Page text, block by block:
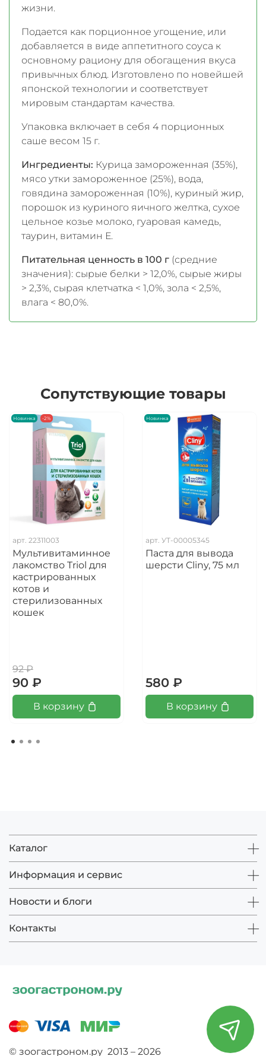
жизни.
Подается как порционное угощение, или
добавляется в виде аппетитного соуса к
основному рациону для обогащения вкуса
привычных блюд. Изготовлено по новейшей
японской технологии и соответствует
мировым стандартам качества.
Упаковка включает в себя 4 порционных
саше весом 15 г.
Ингредиенты: Курица замороженная (35%),
мясо утки замороженное (25%), вода,
говядина замороженная (10%), куриный жир,
порошок из куриного яичного желтка, сухое
цельное козье молоко, гуаровая камедь,
таурин, витамин Е.
Питательная ценность в 100 г (средние
значения): сырые белки > 12,0%, сырые жиры
> 2,3%, сырая клетчатка < 1,0%, зола < 2,5%,
влага < 80,0%.
Сопутствующие товары
Новинка -2%
арт. 22311003
Мультивитаминное
лакомство Triol для
кастрированных
котов и
стерилизованных
кошек
92 ₽
90 ₽
В корзину
Новинка
арт. УТ-00005345
Паста для вывода
шерсти Cliny, 75 мл
580 ₽
В корзину
Каталог
Информация и сервис
Новости и блоги
Контакты
© зоогастроном.ру 2013 – 2026